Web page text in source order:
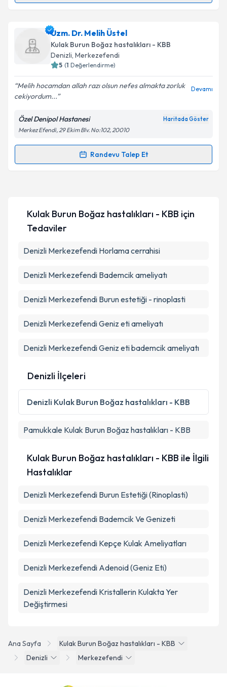
Dr. Arif Yorulmaziçin randevu takvimi talebi
oluşturun. Size bu uzmandan randevu almanız için bir
takvim hazırlandığında e-posta ile bilgilendireceğiz.
Kişisel verilerimin işlenmesine ilişkin
Aydınlatma
Metni'ni okudum ve kişisel verilerimin belirtilen
kapsamda işlenmesini kabul ediyorum.
Uzm. Dr. Melih Üstel
Kulak Burun Boğaz hastalıkları - KBB
Denizli, Merkezefendi
5 (1 Değerlendirme)
Melih hocamdan allah razı olsun nefes almakta zorluk
cekiyordum...
Devamı
Özel Denipol Hastanesi Haritada Göster
Merkez Efendi, 29 Ekim Blv. No:102, 20010
Randevu Talep Et
Randevu Takvimi Talebi
takvim hazırlandığında e-posta ile bilgilendireceğiz.
E-posta Adresiniz
kapsamda işlenmesini kabul ediyorum.
Ana Sayfa
Kulak Burun Boğaz hastalıkları - KBB
Denizli
Merkezefendi
Kulak Burun Boğaz hastalıkları - KBB için
Tedaviler
Denizli Merkezefendi Horlama cerrahisi
Denizli Merkezefendi Bademcik ameliyatı
Denizli Merkezefendi Burun estetiği - rinoplasti
Denizli Merkezefendi Geniz eti ameliyatı
Denizli Merkezefendi Geniz eti bademcik ameliyatı
Denizli İlçeleri
Denizli Kulak Burun Boğaz hastalıkları - KBB
Pamukkale Kulak Burun Boğaz hastalıkları - KBB
Kulak Burun Boğaz hastalıkları - KBB ile İlgili
Hastalıklar
Denizli Merkezefendi Burun Estetiği (Rinoplasti)
Denizli Merkezefendi Bademcik Ve Genizeti
Denizli Merkezefendi Kepçe Kulak Ameliyatları
Denizli Merkezefendi Adenoid (Geniz Eti)
Denizli Merkezefendi Kristallerin Kulakta Yer
Değiştirmesi